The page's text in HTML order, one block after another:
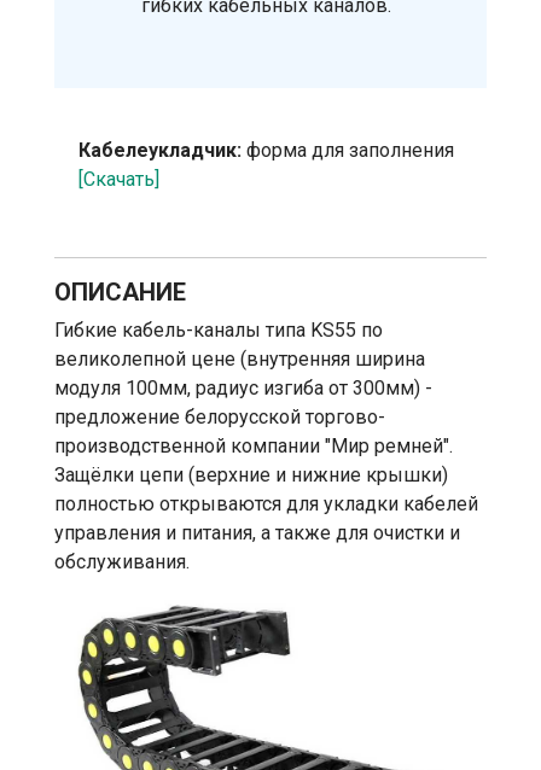
гибких кабельных каналов.
Кабелеукладчик: форма для заполнения
[Скачать]
ОПИСАНИЕ
Гибкие кабель-каналы типа KS55 по
великолепной цене (внутренняя ширина
модуля 100мм, радиус изгиба от 300мм) -
предложение белорусской торгово-
производственной компании "Мир ремней".
Защёлки цепи (верхние и нижние крышки)
полностью открываются для укладки кабелей
управления и питания, а также для очистки и
обслуживания.